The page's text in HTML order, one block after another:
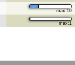
max:10
max:1